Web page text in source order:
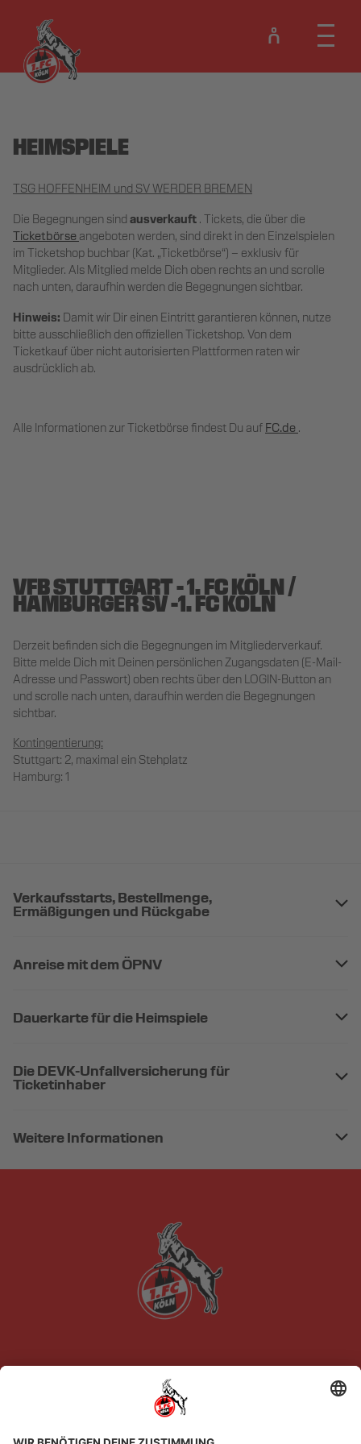
HEIMSPIELE
TSG HOFFENHEIM und SV WERDER BREMEN
Die Begegnungen sind ausverkauft . Tickets, die über die
Ticketbörse angeboten werden, sind direkt in den Einzelspielen
im Ticketshop buchbar (Kat. „Ticketbörse“) – exklusiv für
Mitglieder. Als Mitglied melde Dich oben rechts an und scrolle
nach unten, daraufhin werden die Begegnungen sichtbar.
Hinweis: Damit wir Dir einen Eintritt garantieren können, nutze
bitte ausschließlich den offiziellen Ticketshop. Von dem
Ticketkauf über nicht autorisierten Plattformen raten wir
ausdrücklich ab.
Alle Informationen zur Ticketbörse findest Du auf FC.de .
VFB STUTTGART - 1. FC KÖLN /
HAMBURGER SV -1. FC KÖLN
Derzeit befinden sich die Begegnungen im Mitgliederverkauf.
Bitte melde Dich mit Deinen persönlichen Zugangsdaten (E-Mail-
Adresse und Passwort) oben rechts über den LOGIN-Button an
und scrolle nach unten, daraufhin werden die Begegnungen
sichtbar.
Kontingentierung:
Stuttgart: 2, maximal ein Stehplatz
Hamburg: 1
Verkaufsstarts, Bestellmenge,
Ermäßigungen und Rückgabe
Anreise mit dem ÖPNV
Dauerkarte für die Heimspiele
Die DEVK-Unfallversicherung für
Ticketinhaber
Weitere Informationen
Newsletter-Anmeldung